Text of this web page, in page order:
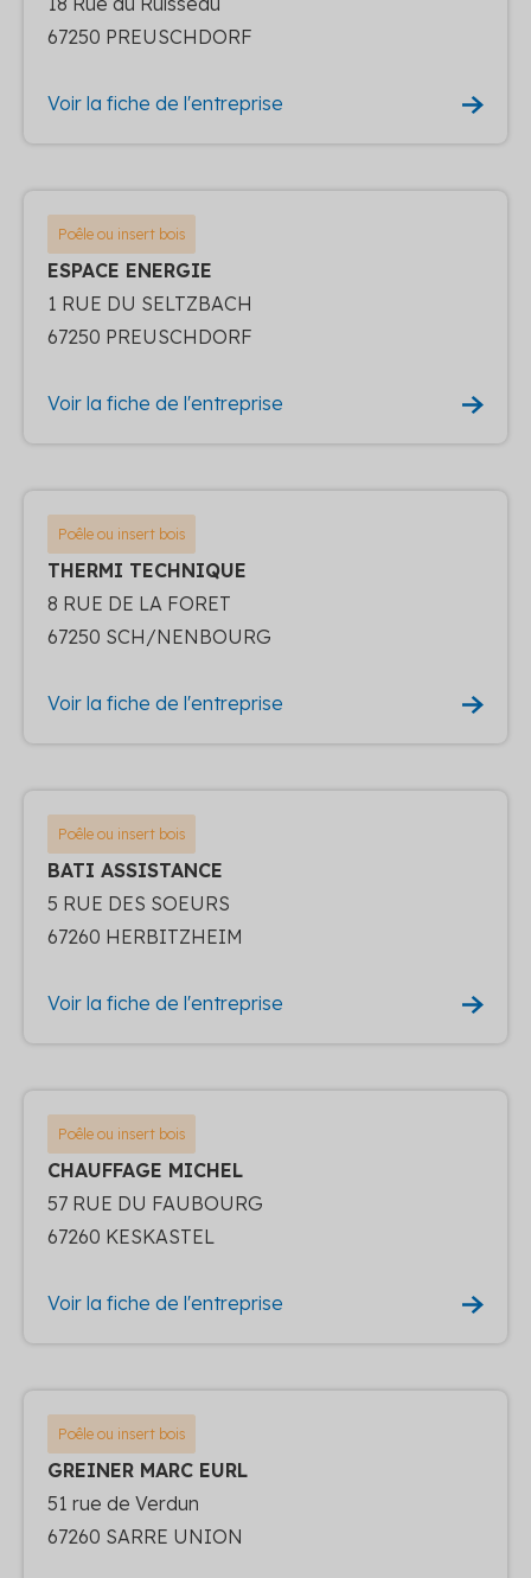
67250 PREUSCHDORF
Voir la fiche de l'entreprise
Poêle ou insert bois
ESPACE ENERGIE
1 RUE DU SELTZBACH
67250 PREUSCHDORF
Voir la fiche de l'entreprise
Poêle ou insert bois
THERMI TECHNIQUE
8 RUE DE LA FORET
67250 SCH/NENBOURG
Voir la fiche de l'entreprise
Poêle ou insert bois
BATI ASSISTANCE
5 RUE DES SOEURS
67260 HERBITZHEIM
Voir la fiche de l'entreprise
Poêle ou insert bois
CHAUFFAGE MICHEL
57 RUE DU FAUBOURG
67260 KESKASTEL
Voir la fiche de l'entreprise
Poêle ou insert bois
GREINER MARC EURL
51 rue de Verdun
67260 SARRE UNION